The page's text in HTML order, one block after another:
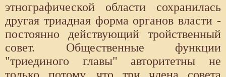
этнографической области сохранилась
другая триадная форма органов власти -
постоянно действующий тройственный
совет. Общественные функции
"триединого главы" авторитетны не